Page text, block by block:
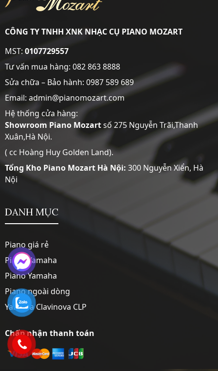
CÔNG TY TNHH XNK NHẠC CỤ PIANO MOZART
MST:0107729557
Tư vấn mua hàng: 082 863 8888
Sửa chữa – Bảo hành: 0987 589 689
Email: admin@pianomozart.com
Hệ thống cửa hàng:
Showroom Piano Mozartsố 275 Nguyễn Trãi,Thanh
Xuân,Hà Nội.
( cc Hoàng Huy Golden Land).
Tổng Kho Piano Mozart Hà Nội: 300 Nguyễn Xiển, Hà
Nội
DANH MỤC
Piano giá rẻ
Piano Yamaha
Piano Yamaha
Piano ngoài dòng
Yamaha Clavinova CLP
Chấp nhận thanh toán